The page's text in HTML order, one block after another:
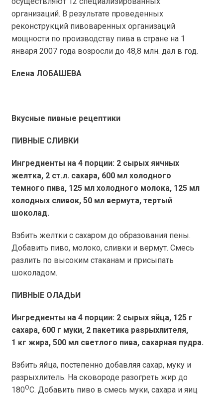
организаций. В результате проведенных
реконструкций пивоваренных организаций
мощности по производству пива в стране на 1
января 2007 года возросли до 48,8 млн. дал в год.
Елена ЛОБАШЕВА
Вкусные пивные рецептики
ПИВНЫЕ СЛИВКИ
Ингредиенты на 4 порции: 2 сырых яичных
желтка, 2 ст.л. сахара, 600 мл холодного
темного пива, 125 мл холодного молока, 125 мл
холодных сливок, 50 мл вермута, тертый
шоколад.
Взбить желтки с сахаром до образования пены.
Добавить пиво, молоко, сливки и вермут. Смесь
разлить по высоким стаканам и присыпать
шоколадом.
ПИВНЫЕ ОЛАДЬИ
Ингредиенты на 4 порции: 2 сырых яйца, 125 г
сахара, 600 г муки, 2 пакетика разрыхлителя,
1 кг жира, 500 мл светлого пива, сахарная пудра.
Взбить яйца, постепенно добавляя сахар, муку и
разрыхлитель. На сковороде разогреть жир до
180ОС. Добавить пиво в смесь муки, сахара и яиц